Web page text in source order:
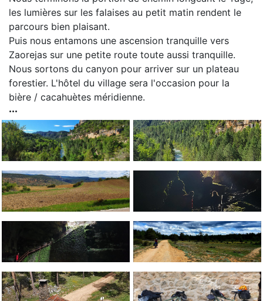
les lumières sur les falaises au petit matin rendent le
parcours bien plaisant.
Puis nous entamons une ascension tranquille vers
Zaorejas sur une petite route toute aussi tranquille.
Nous sortons du canyon pour arriver sur un plateau
forestier. L'hôtel du village sera l'occasion pour la
bière / cacahuètes méridienne.